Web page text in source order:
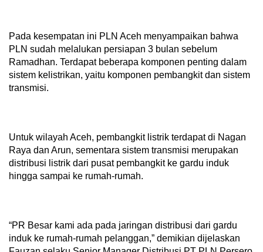
Pada kesempatan ini PLN Aceh menyampaikan bahwa
PLN sudah melalukan persiapan 3 bulan sebelum
Ramadhan. Terdapat beberapa komponen penting dalam
sistem kelistrikan, yaitu komponen pembangkit dan sistem
transmisi.
Untuk wilayah Aceh, pembangkit listrik terdapat di Nagan
Raya dan Arun, sementara sistem transmisi merupakan
distribusi listrik dari pusat pembangkit ke gardu induk
hingga sampai ke rumah-rumah.
“PR Besar kami ada pada jaringan distribusi dari gardu
induk ke rumah-rumah pelanggan,” demikian dijelaskan